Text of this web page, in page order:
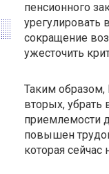
пенсионного
урегулировать
сокращение
ужесточить
Таким
вторых, убрать
приемлемости
повышен
которая сейчас